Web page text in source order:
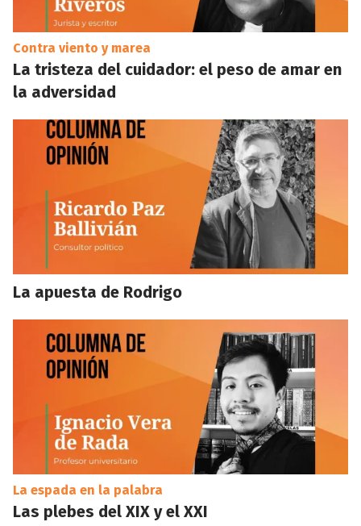
Contra viento y marea
La tristeza del cuidador: el peso de amar en
la adversidad
La apuesta de Rodrigo
La espada en la palabra
Las plebes del XIX y el XXI